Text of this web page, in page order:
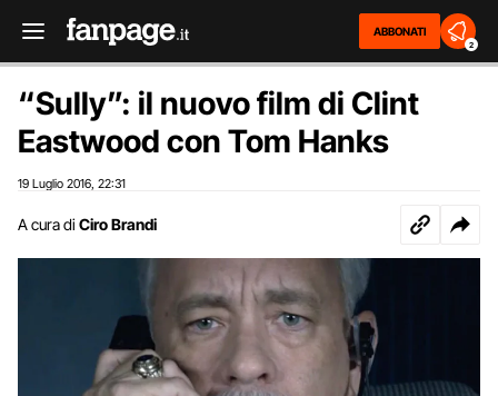
ABBONATI
2
“Sully”: il nuovo film di Clint
Eastwood con Tom Hanks
19 Luglio 2016 22:31
A cura di Ciro Brandi